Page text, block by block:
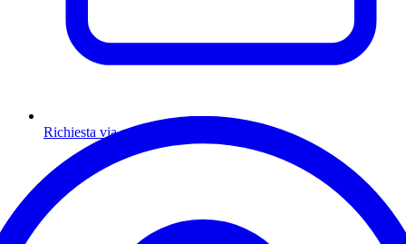
Richiesta via email